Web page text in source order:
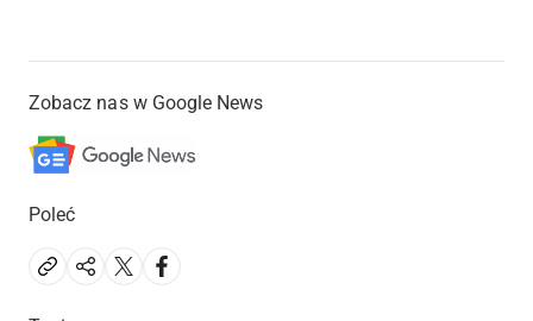
Zobacz nas w Google News
Poleć